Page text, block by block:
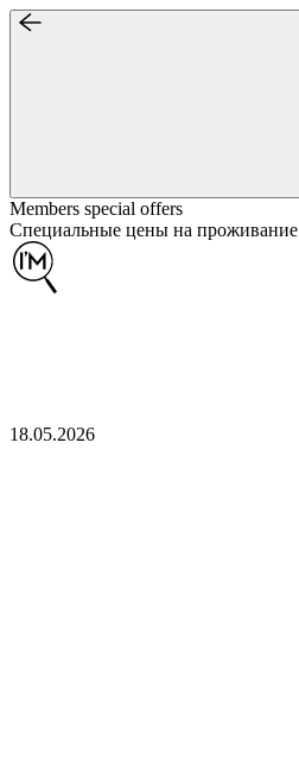
Members special offers
Специальные цены на проживание
18.05.2026